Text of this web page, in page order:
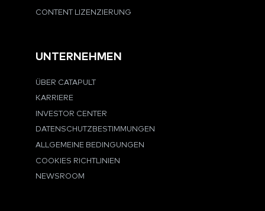
CONTENT LIZENZIERUNG
UNTERNEHMEN
ÜBER CATAPULT
KARRIERE
INVESTOR CENTER
DATENSCHUTZBESTIMMUNGEN
ALLGEMEINE BEDINGUNGEN
COOKIES RICHTLINIEN
NEWSROOM